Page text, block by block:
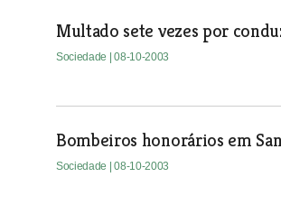
Multado sete vezes por
Sociedade | 08-10-2003
Bombeiros honorários em
Sociedade | 08-10-2003